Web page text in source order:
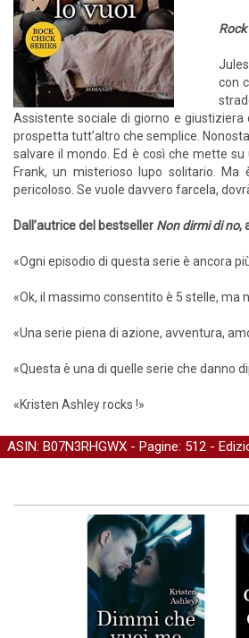
Rock
con
Assistente sociale di giorno e
prospetta tutt’altro che semplice.
salvare il mondo. Ed è così che mette
Frank, un misterioso lupo solitario.
pericoloso. Se vuole davvero farcela,
Dall’autrice del bestseller Non dirmi di no,
«Ogni episodio di questa serie è ancora
«Ok, il massimo consentito è 5 stelle, ma
«Una serie piena di azione, avventura,
«Questa è una di quelle serie che danno
«Kristen Ashley rocks !»
ASIN: B07N3RHGWX - Pagine: 512 -